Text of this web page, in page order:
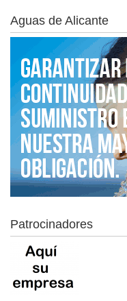
Aguas de Alicante
Patrocinadores